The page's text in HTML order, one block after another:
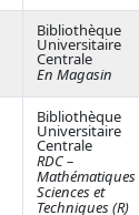
Bibliothèque
Universitaire
Centrale
En Magasin
Bibliothèque
Universitaire
Centrale
RDC –
Mathématiques
Sciences et
Techniques (R)